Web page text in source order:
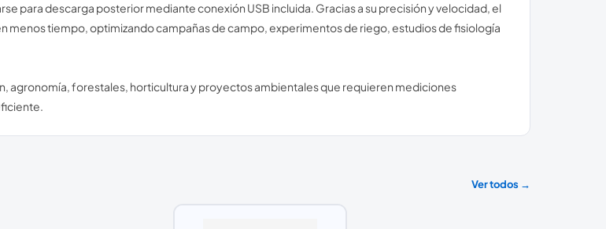
para descarga posterior mediante conexión USB incluida. Gracias a su precisión y velocidad, el
menos tiempo, optimizando campañas de campo, experimentos de riego, estudios de fisiología
agronomía, forestales, horticultura y proyectos ambientales que requieren mediciones
Ver todos →